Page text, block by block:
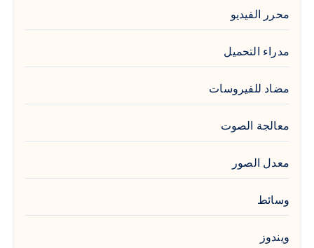
محرر الفيديو
مدراء التحميل
مضاد للفيروسات
معالجة الصوت
معدل الصور
وسائط
ويندوز